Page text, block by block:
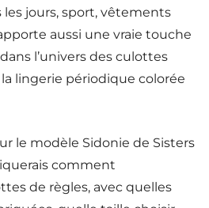
jours, sport, vêtements
aussi une vraie touche
l’univers des culottes
lingerie périodique colorée
le modèle Sidonie de Sisters
comment
de règles, avec quelles